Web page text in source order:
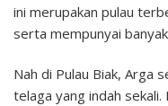
ini merupakan pulau
serta mempunyai
Nah di Pulau Biak, Arga
telaga yang indah